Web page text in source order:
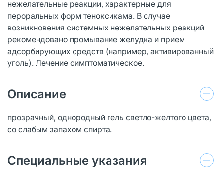
нежелательные реакции, характерные для
пероральных форм теноксикама. В случае
возникновения системных нежелательных реакций
рекомендовано промывание желудка и прием
адсорбирующих средств (например, активированный
уголь). Лечение симптоматическое.
Описание
прозрачный, однородный гель светло-желтого цвета,
со слабым запахом спирта.
Специальные указания